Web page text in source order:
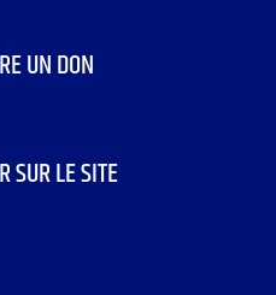
UN DON
SUR LE SITE